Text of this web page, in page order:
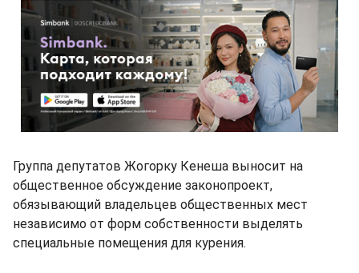
Группа депутатов Жогорку Кенеша выносит на
общественное обсуждение законопроект,
обязывающий владельцев общественных мест
независимо от форм собственности выделять
специальные помещения для курения.